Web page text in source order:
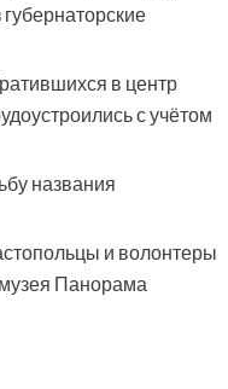
в центр
с учётом
названия
и волонтеры
Панорама